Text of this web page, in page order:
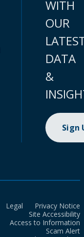
WITH
OUR
DATA
&
Sign
Legal
Privacy Notice
Site Accessibility
Access to Information
Scam Alert